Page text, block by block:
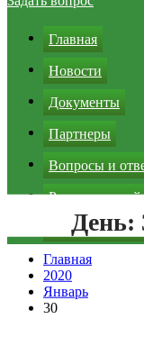
Главная
Новости
Документы
Партнеры
Вопросы и
Реклама на
Зеленая кнопка
День:
Главная
2020
Январь
30